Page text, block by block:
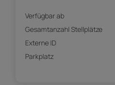
Verfügbar ab
Gesamtanzahl Stellplätze
Externe ID
Parkplatz